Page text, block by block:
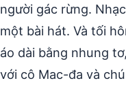
người gác rừng.
một bài hát. Và tối
áo dài bằng nhung
với cô Mac-đa và